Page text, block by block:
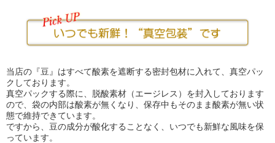
当店の『豆』はすべて酸素を遮断する密封包材に入れて、真空パッ
クしております。
真空パックする際に、脱酸素材（エージレス）を封入しております
ので、袋の内部は酸素が無くなり、保存中もそのまま酸素が無い状
態で維持できています。
ですから、豆の成分が酸化することなく、いつでも新鮮な風味を保
っています。